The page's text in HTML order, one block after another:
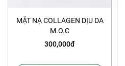
MẶT NẠ COLLAGEN DỊU DA
M.O.C
300,000đ